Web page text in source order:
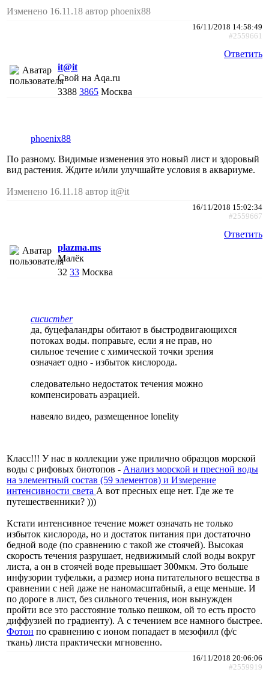
Изменено 16.11.18 автор phoenix88
16/11/2018 14:58:49
#2559661
Ответить
it@it
Свой на Aqa.ru
3388 3865 Москва
phoenix88
По разному. Видимые изменения это новый лист и здоровый
вид растения. Ждите и/или улучшайте условия в аквариуме.
Изменено 16.11.18 автор it@it
16/11/2018 15:02:34
#2559667
Ответить
plazma.ms
Малёк
32 33 Москва
cucucmber
да, буцефаландры обитают в быстродвигающихся
потоках воды. поправьте, если я не прав, но
сильное течение с химической точки зрения
означает одно - избыток кислорода.
следовательно недостаток течения можно
компенсировать аэрацией.
навеяло видео, размещенное lonelity
Класс!!! У нас в коллекции уже прилично образцов морской
воды с рифовых биотопов - Анализ морской и пресной воды
на элементный состав (59 элементов) и Измерение
интенсивности света А вот пресных еще нет. Где же те
путешественники? )))
Кстати интенсивное течение может означать не только
избыток кислорода, но и достаток питания при достаточно
бедной воде (по сравнению с такой же стоячей). Высокая
скорость течения разрушает, недвижимый слой воды вокруг
листа, а он в стоячей воде превышает 300мкм. Это больше
инфузории туфельки, а размер иона питательного вещества в
сравнении с ней даже не наномасштабный, а еще меньше. И
по дороге в лист, без сильного течения, ион вынужден
пройти все это расстояние только пешком, ой то есть просто
диффузией по градиенту). А с течением все намного быстрее.
Фотон по сравнению с ионом попадает в мезофилл (ф/с
ткань) листа практически мгновенно.
16/11/2018 20:06:06
#2559919